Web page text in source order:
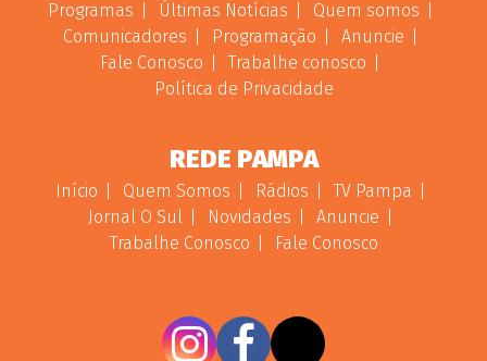
Programas
Últimas Notícias
Quem somos
Comunicadores
Programação
Anuncie
Fale Conosco
Trabalhe conosco
Política de Privacidade
REDE PAMPA
Início Quem Somos Rádios
TV Pampa
Jornal O Sul
Novidades
Anuncie
Trabalhe Conosco
Fale Conosco